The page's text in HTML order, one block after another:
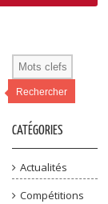
Rechercher
CATÉGORIES
Actualités
Compétitions